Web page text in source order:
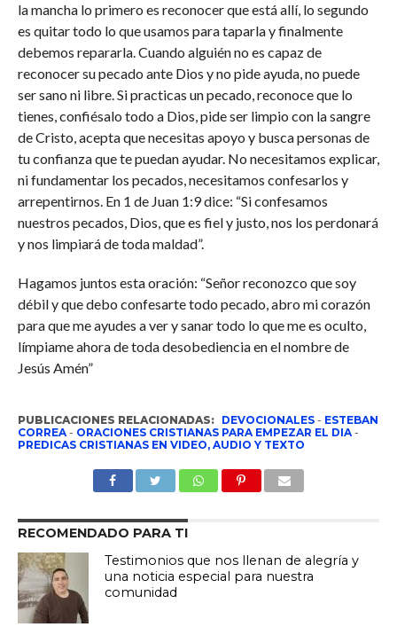
la mancha lo primero es reconocer que está allí, lo segundo
es quitar todo lo que usamos para taparla y finalmente
debemos repararla. Cuando alguién no es capaz de
reconocer su pecado ante Dios y no pide ayuda, no puede
ser sano ni libre. Si practicas un pecado, reconoce que lo
tienes, confiésalo todo a Dios, pide ser limpio con la sangre
de Cristo, acepta que necesitas apoyo y busca personas de
tu confianza que te puedan ayudar. No necesitamos explicar,
ni fundamentar los pecados, necesitamos confesarlos y
arrepentirnos. En 1 de Juan 1:9 dice: “Si confesamos
nuestros pecados, Dios, que es fiel y justo, nos los perdonará
y nos limpiará de toda maldad”.
Hagamos juntos esta oración: “Señor reconozco que soy
débil y que debo confesarte todo pecado, abro mi corazón
para que me ayudes a ver y sanar todo lo que me es oculto,
límpiame ahora de toda desobediencia en el nombre de
Jesús Amén”
PUBLICACIONES RELACIONADAS: DEVOCIONALES- ESTEBAN
CORREA- ORACIONES CRISTIANAS PARA EMPEZAR EL DIA-
PREDICAS CRISTIANAS EN VIDEO, AUDIO Y TEXTO
RECOMENDADO PARA TI
Testimonios que nos llenan de alegría y
una noticia especial para nuestra
comunidad